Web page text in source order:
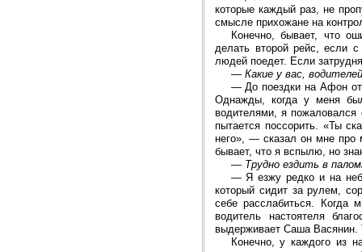
которые каждый раз, не
смысле прихожане на
Конечно, бывает, что
делать второй рейс, если
людей поедет. Если
— Какие у вас,
—До поездки на Афон
Однажды, когда у меня
водителями, я пожаловался
пытается поссорить. «Ты
него», — сказал он мне про
бывает, что я вспылю, но
— Трудно ездить в
—Я езжу редко и на
который сидит за рулем,
себе расслабиться.
водитель настоятеля
выдерживает Саша Васянин.
Конечно, у каждого из